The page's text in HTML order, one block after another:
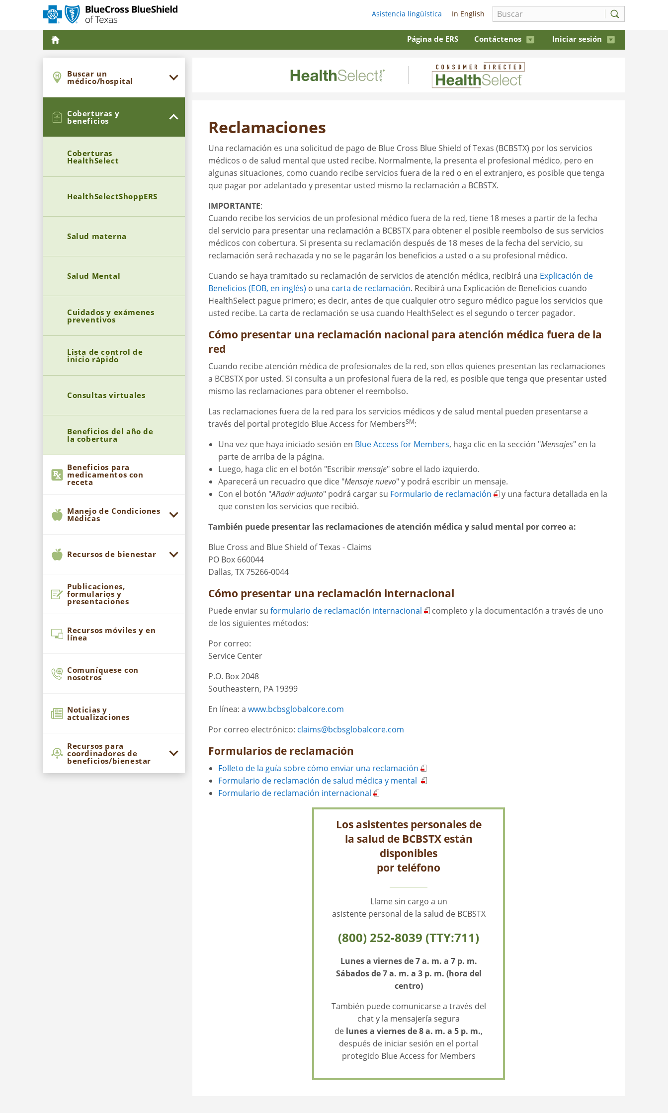
Asistencia lingüística In English
Página de ERS Contáctenos Iniciar sesión
Buscar un
médico/hospital
Coberturas y
beneficios
Coberturas
HealthSelect
HealthSelectShoppERS
Salud materna
Salud Mental
Cuidados y exámenes
preventivos
Lista de control de
inicio rápido
Consultas virtuales
Beneficios del año de
la cobertura
Beneficios para
medicamentos con
receta
Manejo de Condiciones
Médicas
Recursos de bienestar
Publicaciones,
formularios y
presentaciones
Recursos móviles y en
línea
Comuníquese con
nosotros
Noticias y
actualizaciones
Recursos para
coordinadores de
beneficios/bienestar
Reclamaciones
Una reclamación es una solicitud de pago de Blue Cross Blue Shield of Texas (BCBSTX) por los servicios
médicos o de salud mental que usted recibe. Normalmente, la presenta el profesional médico, pero en
algunas situaciones, como cuando recibe servicios fuera de la red o en el extranjero, es posible que tenga
que pagar por adelantado y presentar usted mismo la reclamación a BCBSTX.
IMPORTANTE:
Cuando recibe los servicios de un profesional médico fuera de la red, tiene 18 meses a partir de la fecha
del servicio para presentar una reclamación a BCBSTX para obtener el posible reembolso de sus servicios
médicos con cobertura. Si presenta su reclamación después de 18 meses de la fecha del servicio, su
reclamación será rechazada y no se le pagarán los beneficios a usted o a su profesional médico.
Cuando se haya tramitado su reclamación de servicios de atención médica, recibirá una Explicación de
Beneficios (EOB, en inglés) o una carta de reclamación. Recibirá una Explicación de Beneficios cuando
HealthSelect pague primero; es decir, antes de que cualquier otro seguro médico pague los servicios que
usted recibe. La carta de reclamación se usa cuando HealthSelect es el segundo o tercer pagador.
Cómo presentar una reclamación nacional para atención médica fuera de la
red
Cuando recibe atención médica de profesionales de la red, son ellos quienes presentan las reclamaciones
a BCBSTX por usted. Si consulta a un profesional fuera de la red, es posible que tenga que presentar usted
mismo las reclamaciones para obtener el reembolso.
Las reclamaciones fuera de la red para los servicios médicos y de salud mental pueden presentarse a
través del portal protegido Blue Access for MembersSM:
Una vez que haya iniciado sesión en Blue Access for Members, haga clic en la sección "Mensajes" en la
parte de arriba de la página.
Luego, haga clic en el botón "Escribirmensaje" sobre el lado izquierdo.
Aparecerá un recuadro que dice "Mensaje nuevo" y podrá escribir un mensaje.
Con el botón "Añadir adjunto" podrá cargar su Formulario de reclamación
y una factura detallada en la
que consten los servicios que recibió.
También puede presentar las reclamaciones de atención médica y salud mental por correo a:
Blue Cross and Blue Shield of Texas - Claims
PO Box 660044
Dallas, TX 75266-0044
Cómo presentar una reclamación internacional
Puede enviar su formulario de reclamación internacional
completo y la documentación a través de uno
de los siguientes métodos:
Por correo:
Service Center
P.O. Box2048
Southeastern, PA 19399
En línea: a www.bcbsglobalcore.com
Por correo electrónico: claims@bcbsglobalcore.com
Formularios de reclamación
Folleto de la guía sobre cómo enviar una reclamación
Formulario de reclamación de salud médica y mental
Formulario de reclamación internacional
Los asistentes personales de
la salud de BCBSTX están
disponibles
por teléfono
Llame sin cargo a un
asistente personal de la salud de BCBSTX
(800) 252-8039 (TTY:711)
Lunes a viernes de 7 a. m. a 7 p. m.
Sábados de 7 a. m. a 3 p. m. (hora del
centro)
También puede comunicarse a través del
chat y la mensajería segura
de lunes a viernes de 8 a. m. a 5 p. m.,
después de iniciar sesión en el portal
protegido Blue Access for Members